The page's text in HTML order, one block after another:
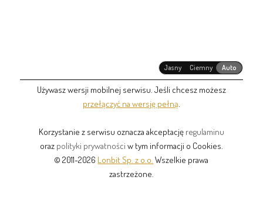
Jasny Ciemny Auto
Używasz wersji mobilnej serwisu. Jeśli chcesz możesz
przełączyć na wersję pełną
Korzystanie z serwisu oznacza akceptację regulaminu
oraz polityki prywatności w tym informacji o Cookies.
© 2011-2026 Lonbit Sp. z o.o. Wszelkie prawa
zastrzeżone.